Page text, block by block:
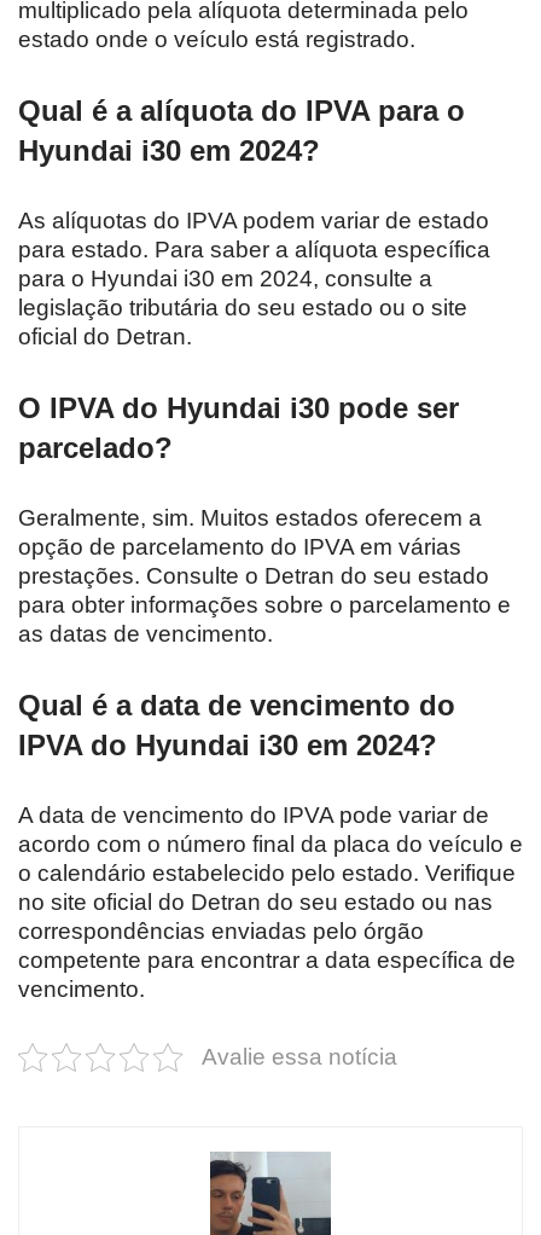
multiplicado pela alíquota determinada pelo
estado onde o veículo está registrado.
Qual é a alíquota do IPVA para o
Hyundai i30 em 2024?
As alíquotas do IPVA podem variar de estado
para estado. Para saber a alíquota específica
para o Hyundai i30 em 2024, consulte a
legislação tributária do seu estado ou o site
oficial do Detran.
O IPVA do Hyundai i30 pode ser
parcelado?
Geralmente, sim. Muitos estados oferecem a
opção de parcelamento do IPVA em várias
prestações. Consulte o Detran do seu estado
para obter informações sobre o parcelamento e
as datas de vencimento.
Qual é a data de vencimento do
IPVA do Hyundai i30 em 2024?
A data de vencimento do IPVA pode variar de
acordo com o número final da placa do veículo e
o calendário estabelecido pelo estado. Verifique
no site oficial do Detran do seu estado ou nas
correspondências enviadas pelo órgão
competente para encontrar a data específica de
vencimento.
Avalie essa notícia